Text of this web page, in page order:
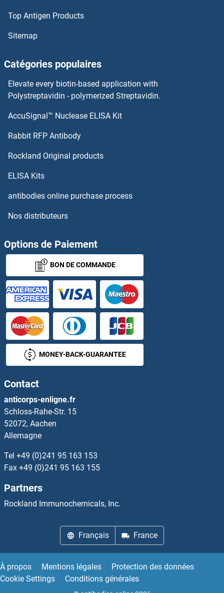
GFER Kits ELISA
Geminin Kits ELISA
GEMC1 Kits ELISA
GEM Kits ELISA
GHRHR Kits ELISA
GHSR Kits ELISA
GIN1 Kits ELISA
GIPR Kits ELISA
Girdin Kits ELISA
GIT1 Kits ELISA
GIT2 Kits ELISA
GJA4 Kits ELISA
GJB1 Kits ELISA
GJB2 Kits ELISA
GJB6 Kits ELISA
GK2 Kits ELISA
GLA Kits ELISA
GLDC Kits ELISA
GLI1 Kits ELISA
Top Antigen Products
Sitemap
Catégories populaires
Elevate every biotin-based application with
Polystreptavidin - polymerized Streptavidin.
AccuSignal™ Nuclease ELISA Kit
Rabbit RFP Antibody
Rockland Original products
ELISA Kits
antibodies online purchase process
Nos distributeurs
Options de Paiement
BON DE COMMANDE
MONEY-BACK-GUARANTEE
Contact
anticorps-enligne.fr
Schloss-Rahe-Str. 15
52072, Aachen
Allemagne
Tel +49 (0)241 95 163 153
Fax +49 (0)241 95 163 155
Partners
Rockland Immunochemicals, Inc.
Français France
À propos Mentions légales
Protection des données
Cookie Settings
Conditions générales